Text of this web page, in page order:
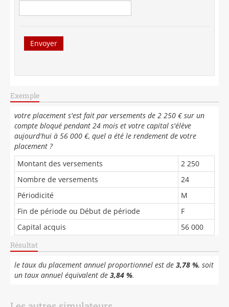
Envoyer
Exemple
votre placement s'est fait par versements de 2 250 € sur un
compte bloqué pendant 24 mois et votre capital s'élève
aujourd'hui à 56 000 €, quel a été le rendement de votre
placement ?
Montant des versements
2 250
Nombre de versements
24
Périodicité
M
Fin de période ou Début de période
F
Capital acquis
56 000
Résultat
le taux du placement annuel proportionnel est de 3,78 %, soit
un taux annuel équivalent de 3,84 %.